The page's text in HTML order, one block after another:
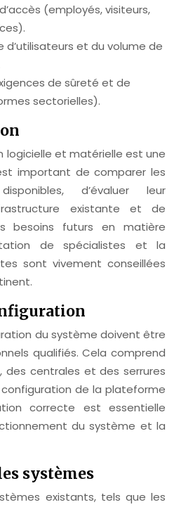
(employés, visiteurs,
d’utilisateurs et du volume de
de sûreté et de
sectorielles).
logicielle et matérielle est une
important de comparer les
d’évaluer leur
existante et de
besoins futurs en matière
de spécialistes et la
sont vivement conseillées
du système doivent être
qualifiés. Cela comprend
des centrales et des serrures
de la plateforme
correcte est essentielle
du système et la
systèmes
existants, tels que les